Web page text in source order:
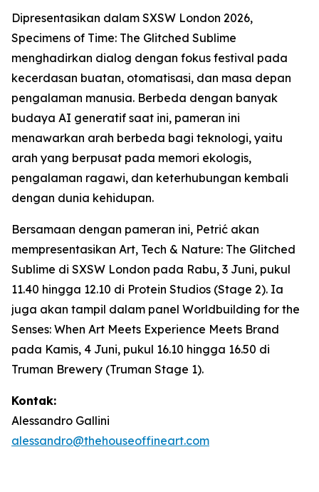
Dipresentasikan dalam SXSW London 2026,
Specimens of Time: The Glitched Sublime
menghadirkan dialog dengan fokus festival pada
kecerdasan buatan, otomatisasi, dan masa depan
pengalaman manusia. Berbeda dengan banyak
budaya AI generatif saat ini, pameran ini
menawarkan arah berbeda bagi teknologi, yaitu
arah yang berpusat pada memori ekologis,
pengalaman ragawi, dan keterhubungan kembali
dengan dunia kehidupan.
Bersamaan dengan pameran ini, Petrić akan
mempresentasikan Art, Tech & Nature: The Glitched
Sublime di SXSW London pada Rabu, 3 Juni, pukul
11.40 hingga 12.10 di Protein Studios (Stage 2). Ia
juga akan tampil dalam panel Worldbuilding for the
Senses: When Art Meets Experience Meets Brand
pada Kamis, 4 Juni, pukul 16.10 hingga 16.50 di
Truman Brewery (Truman Stage 1).
Kontak:
Alessandro Gallini
alessandro@thehouseoffineart.com